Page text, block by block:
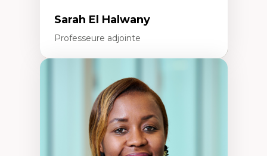
Sarah El Halwany
Professeure adjointe
Les apports pédagogiques des théories de
l'affect, du posthumanisme, du féminisme
dans l'éducation aux sciences
L'apprentissage des sciences/STIM dans une
perspective socioécologique de care
L’insertion professionnelle des
enseignant.e.s